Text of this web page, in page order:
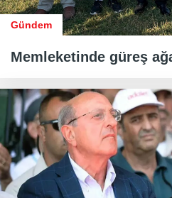
Gündem
Memleketinde güreş